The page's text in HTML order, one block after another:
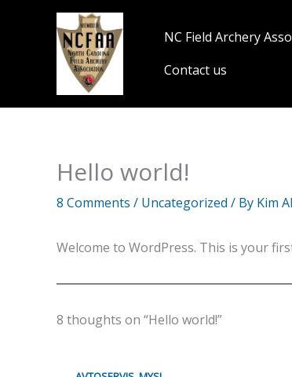
NC Field Archery
Contact us
Hello world!
8 Comments / Uncategorized / By Kim
Welcome to WordPress. This is your
8 thoughts on “Hello world!”